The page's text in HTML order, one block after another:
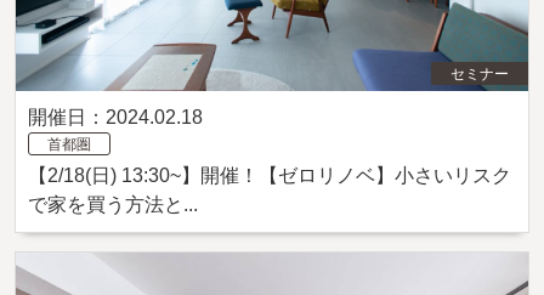
セミナー
開催日：2024.02.18
首都圏
【2/18(日) 13:30~】開催！【ゼロリノベ】小さいリスク
で家を買う方法と...